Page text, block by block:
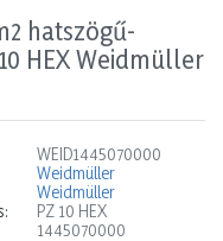
hatszögű-
HEX Weidmüller
WEID1445070000
Weidmüller
Weidmüller
PZ 10 HEX
1445070000